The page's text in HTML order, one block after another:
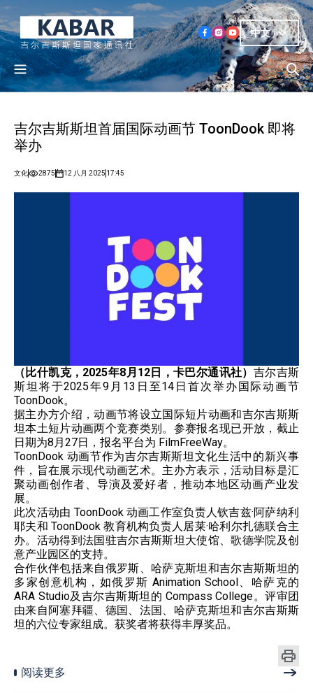
中文
吉尔吉斯斯坦首届国际动画节 ToonDook 即将
举办
文化 2875 12 八月 2025 17:45
（比什凯克，2025年8月12日，卡巴尔通讯社） 吉尔吉斯
斯坦将于2025年9月13日至14日首次举办国际动画节
ToonDook。
据主办方介绍，动画节将设立国际短片动画和吉尔吉斯斯
坦本土短片动画两个竞赛类别。参赛报名现已开放，截止
日期为8月27日，报名平台为 FilmFreeWay。
ToonDook 动画节作为吉尔吉斯斯坦文化生活中的新兴事
件，旨在展示现代动画艺术。主办方表示，活动目标是汇
聚动画创作者、导演及爱好者，推动本地区动画产业发
展。
此次活动由 ToonDook 动画工作室负责人钦吉兹·阿萨纳利
耶夫和 ToonDook 教育机构负责人居莱·哈利尔扎德联合主
办。活动得到法国驻吉尔吉斯斯坦大使馆、歌德学院及创
意产业园区的支持。
合作伙伴包括来自俄罗斯、哈萨克斯坦和吉尔吉斯斯坦的
多家创意机构，如俄罗斯 Animation School、哈萨克的
ARA Studio及吉尔吉斯斯坦的 Compass College。评审团
由来自阿塞拜疆、德国、法国、哈萨克斯坦和吉尔吉斯斯
坦的六位专家组成。获奖者将获得丰厚奖品。
阅读更多